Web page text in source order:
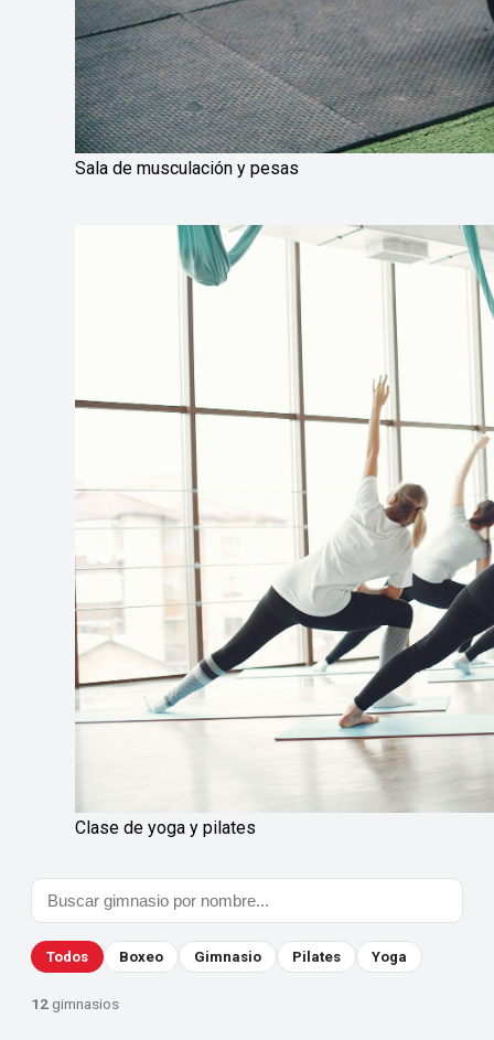
Sala de musculación y pesas
Clase de yoga y pilates
Todos Boxeo Gimnasio Pilates Yoga
12 gimnasios